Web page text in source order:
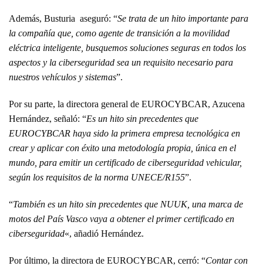
Además, Busturia aseguró: “Se trata de un hito importante para
la compañía que, como agente de transición a la movilidad
eléctrica inteligente, busquemos soluciones seguras en todos los
aspectos y la ciberseguridad sea ​​un requisito necesario para
nuestros vehículos y sistemas”.
Por su parte, la directora general de EUROCYBCAR, Azucena
Hernández, señaló: “Es un hito sin precedentes que
EUROCYBCAR haya sido la primera empresa tecnológica en
crear y aplicar con éxito una metodología propia, única en el
mundo, para emitir un certificado de ciberseguridad vehicular,
según los requisitos de la norma UNECE/R155”.
“También es un hito sin precedentes que NUUK, una marca de
motos del País Vasco vaya a obtener el primer certificado en
ciberseguridad«, añadió Hernández.
Por último, la directora de EUROCYBCAR, cerró: “Contar con